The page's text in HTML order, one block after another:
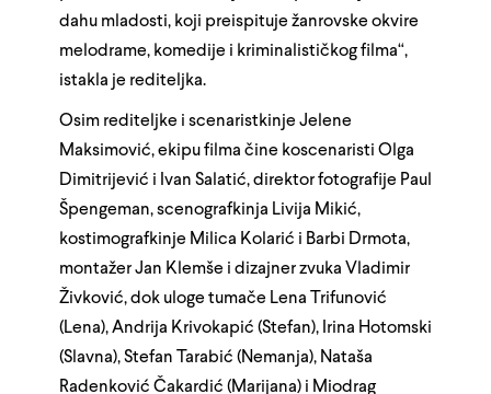
dahu mladosti, koji preispituje žanrovske okvire
melodrame, komedije i kriminalističkog filma“,
istakla je rediteljka.
Osim rediteljke i scenaristkinje Jelene
Maksimović, ekipu filma čine koscenaristi Olga
Dimitrijević i Ivan Salatić, direktor fotografije Paul
Špengeman, scenografkinja Livija Mikić,
kostimografkinje Milica Kolarić i Barbi Drmota,
montažer Jan Klemše i dizajner zvuka Vladimir
Živković, dok uloge tumače Lena Trifunović
(Lena), Andrija Krivokapić (Stefan), Irina Hotomski
(Slavna), Stefan Tarabić (Nemanja), Nataša
Radenković Čakardić (Marijana) i Miodrag